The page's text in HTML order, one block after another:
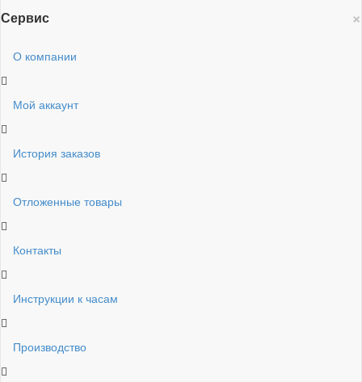
×
Сервис
О компании
Мой аккаунт
История заказов
Отложенные товары
Контакты
Инструкции к часам
Производство